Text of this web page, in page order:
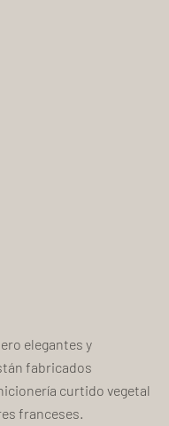
elegantes y
fabricados
curtido vegetal
franceses.